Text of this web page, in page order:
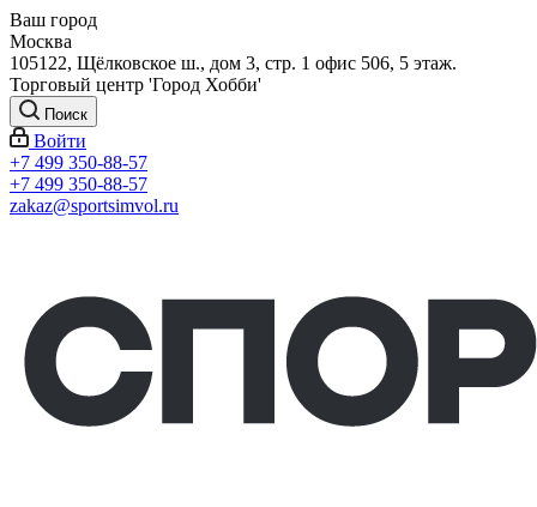
Ваш город
Москва
105122, Щёлковское ш., дом 3, стр. 1 офис 506, 5 этаж.
Торговый центр 'Город Хобби'
Поиск
Войти
+7 499 350-88-57
+7 499 350-88-57
zakaz@sportsimvol.ru